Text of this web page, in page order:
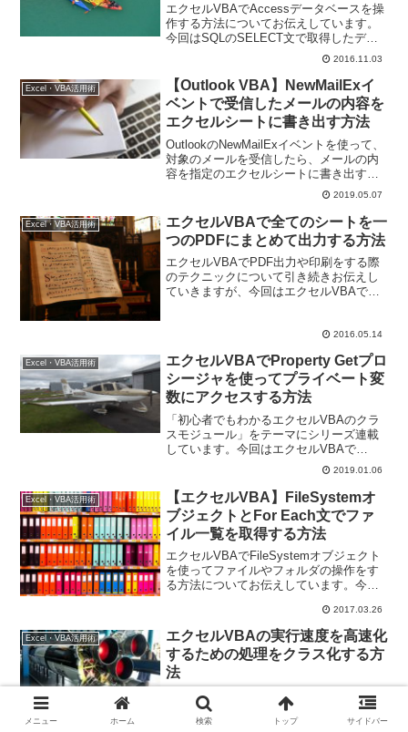
エクセルVBAでAccessデータベースを操
作する方法についてお伝えしています。
今回はSQLのSELECT文で取得したデー
タの順番についての検証、並び替えて取
得するORDER BY句の使い方についてで
す。
2016.11.03
Excel・VBA活用術
【Outlook VBA】NewMailExイ
ベントで受信したメールの内容を
エクセルシートに書き出す方法
OutlookのNewMailExイベントを使って、
対象のメールを受信したら、メールの内
容を指定のエクセルシートに書き出す、
という方法をご紹介しています。日々の
メールの内容を控えておく必要があった
りする場合に、自動的にメールの内容を
エクセルシートに書き出しておいてくれ
るので便利ですよ。
2019.05.07
Excel・VBA活用術
エクセルVBAで全てのシートを一
つのPDFにまとめて出力する方法
エクセルVBAでPDF出力や印刷をする際
のテクニックについて引き続きお伝えし
ていきますが、今回はエクセルVBAで全
2016.05.14
Excel・VBA活用術
エクセルVBAでProperty Getプロ
シージャを使ってプライベート変
数にアクセスする方法
「初心者でもわかるエクセルVBAのクラ
スモジュール」をテーマにシリーズ連載
しています。今回はエクセルVBAで
Propety Getプロシージャを使ってプライ
ベート変数にアクセスする方法をお伝え
します。
2019.01.06
Excel・VBA活用術
【エクセルVBA】FileSystemオ
ブジェクトとFor Each文でファ
イル一覧を取得する方法
エクセルVBAでFileSystemオブジェクト
を使ってファイルやフォルダの操作をす
る方法についてお伝えしています。今回
を使ってファイル一覧を出力する方法で
す。
2017.03.26
Excel・VBA活用術
エクセルVBAの実行速度を高速化
するための処理をクラス化する方
法
作成したプロシージャの中に「高速化」
をするためのルーチンを入れることがよ
くありますが、「使い回し」できちゃっ
メニュー ホーム 検索 トップ サイドバー